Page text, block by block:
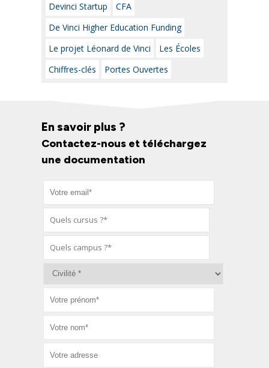
Devinci Startup
CFA
De Vinci Higher Education Funding
Le projet Léonard de Vinci
Les Écoles
Chiffres-clés
Portes Ouvertes
En savoir plus ?
Contactez-nous et téléchargez
une documentation